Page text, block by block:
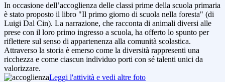
In occasione dell’accoglienza delle classi prime della scuola primaria
è stato proposto il libro "Il primo giorno di scuola nella foresta" (di
Luigi Dal Cin). La narrazione, che racconta di animali diversi alle
prese con il loro primo ingresso a scuola, ha offerto lo spunto per
riflettere sul senso di appartenenza alla comunità scolastica.
Attraverso la storia è emerso come la diversità rappresenti una
ricchezza e come ciascun individuo porti con sé talenti unici da
valorizzare.
Leggi l'attività e vedi altre foto